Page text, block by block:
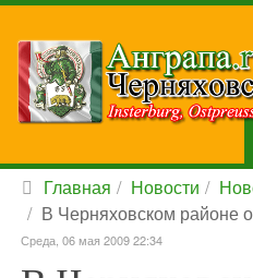
Главная Новости
В Черняховском районе
Среда, 06 мая 2009 22:34